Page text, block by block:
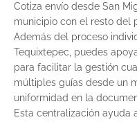
Cotiza envío desde San
municipio con el resto del
Además del proceso
Tequixtepec, puedes
para facilitar la gestión
múltiples guías desde un
uniformidad en la
Esta centralización ayuda